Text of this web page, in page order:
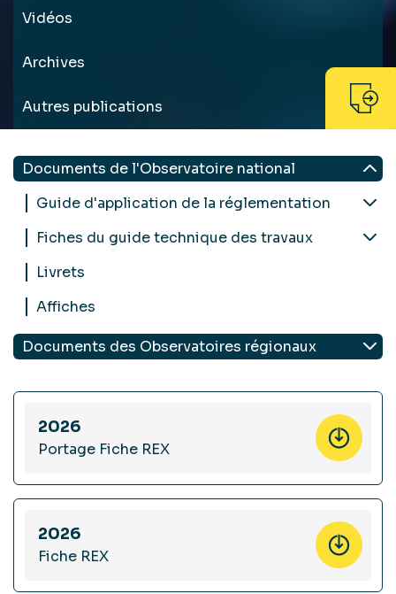
Vidéos
Archives
Autres publications
Documents de l'Observatoire national
Guide d'application de la réglementation
Fiches du guide technique des travaux
Livrets
Affiches
Documents des Observatoires régionaux
2026
Portage Fiche REX
2026
Fiche REX